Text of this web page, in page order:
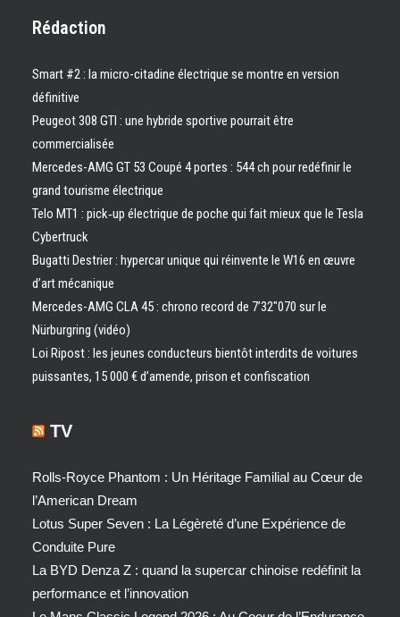
Rédaction
Smart #2 : la micro-citadine électrique se montre en version
définitive
Peugeot 308 GTI : une hybride sportive pourrait être
commercialisée
Mercedes-AMG GT 53 Coupé 4 portes : 544 ch pour redéfinir le
grand tourisme électrique
Telo MT1 : pick‑up électrique de poche qui fait mieux que le Tesla
Cybertruck
Bugatti Destrier : hypercar unique qui réinvente le W16 en œuvre
d’art mécanique
Mercedes-AMG CLA 45 : chrono record de 7’32″070 sur le
Nürburgring (vidéo)
Loi Ripost : les jeunes conducteurs bientôt interdits de voitures
puissantes, 15 000 € d’amende, prison et confiscation
TV
Rolls-Royce Phantom : Un Héritage Familial au Cœur de
l’American Dream
Lotus Super Seven : La Légèreté d’une Expérience de
Conduite Pure
La BYD Denza Z : quand la supercar chinoise redéfinit la
performance et l’innovation